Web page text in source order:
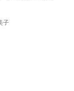
子